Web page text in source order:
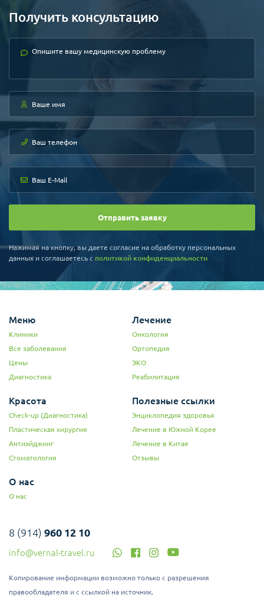
университета Сунчонхян г.Сеул
планирования и координации
медицинского центра
общества онкологии
Президент Корейского общества
общества рака молочной
лечении различных
заболеваний молочных желез,
молочной железы». Доктор
специалистов знаменит
проводимыми операциями при
выполнением реконструкции,
после чего грудь имеет
вид.
Получить консультацию
Отправить заявку
Нажимая на кнопку, вы даете согласие на обработку персональных
данных и соглашаетесь c политикой конфиденциальности
Меню
Клиники
Все заболевания
Цены
Диагностика
Лечение
Онкология
Ортопедия
ЭКО
Реабилитация
Красота
Check-up (Диагностика)
Пластическая хирургия
Антиэйджинг
Стоматология
Полезные ссылки
Энциклопедия здоровья
Лечение в Южной Корее
Лечение в Китае
Отзывы
О нас
О нас
8 (914) 960 12 10
info@vernal-travel.ru
Копирование информации возможно только с разрешения
правообладателя и с ссылкой на источник.